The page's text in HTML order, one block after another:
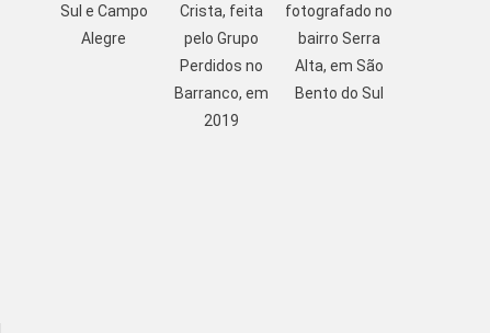
Sul e Campo
Alegre
Crista, feita
pelo Grupo
Perdidos no
Barranco, em
2019
fotografado no
bairro Serra
Alta, em São
Bento do Sul